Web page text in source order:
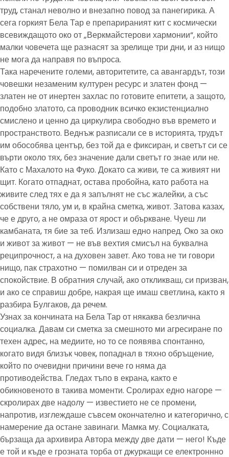
труд, станал неволно и внезапно повод за панегирика. А
сега горкият Бела Тар е препарираният кит с космически
всевиждащото око от „Веркмайстерови хармонии“, който
малки човечета ще разнасят за зрелище три дни, и аз нищо
не мога да направя по въпроса.
Така наречените големи, авторитетите, са авангардът, този
човешки незаменим културен ресурс и златен фонд —
златен не от инертен захлас по готовите епитети, а защото,
подобно златото, са проводник всичко екзистенциално
смислено и ценно да циркулира свободно във времето и
пространството. Веднъж разписали се в историята, трудът
им обособява център, без той да е фиксиран, и светът си се
върти около тях, без значение дали светът го знае или не.
Като с Махалото на Фуко. Докато са живи, те са живият ни
щит. Когато отпаднат, остава пробойна, като работа на
живите след тях е да я запълнят не със жалейки, а със
собствени тяло, ум и, в крайна сметка, живот. Затова казах,
че е друго, а не омраза от ярост и объркване. Чуеш ли
камбаната, тя бие за теб. Излизаш едно напред. Око за око
и живот за живот — не във вехтия смисъл на буквална
реципрочност, а на духовен завет. Ако това не ти говори
нищо, пак страхотно — помилван си и отреден за
спокойствие. В обратния случай, ако откликваш, си призван,
и ако се справиш добре, накрая ще имаш светлина, както я
разбира Булгаков, да речем.
Узнах за кончината на Бела Тар от някаква безлична
социалка. Давам си сметка за смешното ми агресиране по
техен адрес, на медиите, но то се появява спонтанно,
когато видя близък човек, попаднал в тяхно обръщение,
който по очевидни причини вече го няма да
противодейства. Гледах тъпо в екрана, както е
обикновеното в такива моменти. Сролирах едно нагоре —
скролирах две надолу — известието не се промени,
напротив, изглеждаше съвсем окончателно и категорично, с
намерение да остане завинаги. Мамка му. Социалката,
бързаща да архивира Автора между две дати — него! Къде
е той и къде е грозната торба от джуркащи се електроннно